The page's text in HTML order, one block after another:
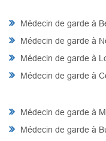
Médecin de garde à
Médecin de garde à
Médecin de garde à
Médecin de garde à
Médecin de garde à
Médecin de garde à